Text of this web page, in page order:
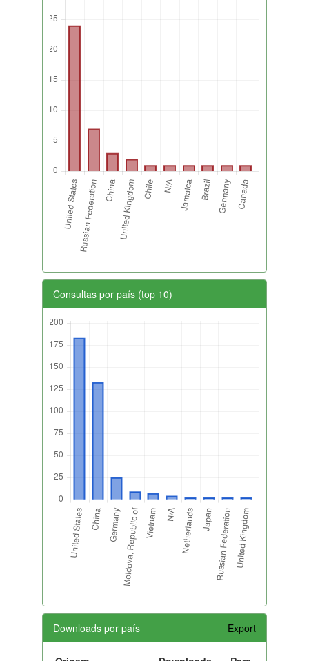
Consultas por país (top 10)
Downloads por país Export